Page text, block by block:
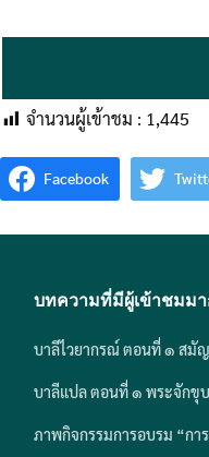
จำนวนผู้เข้าชม : 1,445
Facebook
บทความที่มีผู้เข้าชมม
บาลีไวยากรณ์ ตอนที่ ๑ ส
บาลีแปล ตอนที่ ๑ พระจักขุ
ภาพกิจกรรมการอบรม “กา